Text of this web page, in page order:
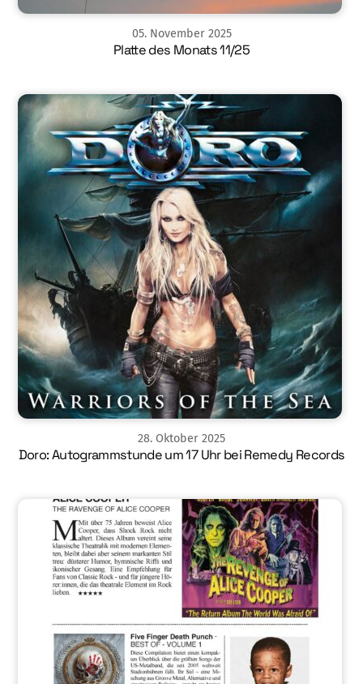
05. November 2025
Platte des Monats 11/25
28. Oktober 2025
Doro: Autogrammstunde um 17 Uhr bei Remedy Records